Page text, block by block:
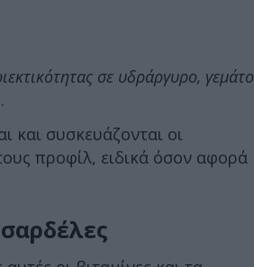
σε υδράργυρο, γεμάτο
και συσκευάζονται οι
προφίλ, ειδικά όσον αφορά